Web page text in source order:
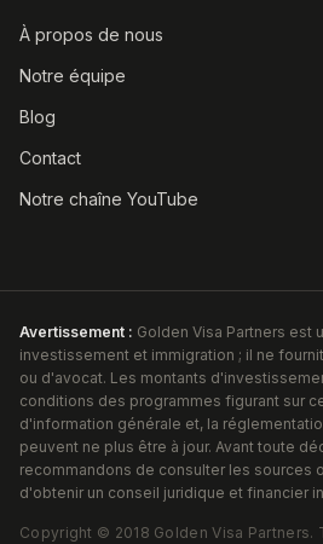
À propos de nous
Notre équipe
Blog
Contact
Notre chaîne YouTube
Avertissement : Golden Visa Partners est
investissement et immigration ; il ne
ou d'avocat. Les montants
conditions des programmes figurant sur
d'information générale et, la
peuvent ne plus être à jour. Avant toute
recommandons de consulter les sources
d'obtenir un conseil juridique et financier
Copyright © 2018 Golden Visa Partners.